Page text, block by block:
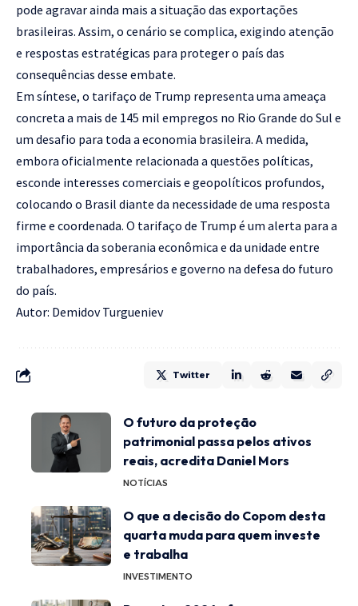
pode agravar ainda mais a situação das exportações
brasileiras. Assim, o cenário se complica, exigindo atenção
e respostas estratégicas para proteger o país das
consequências desse embate.
Em síntese, o tarifaço de Trump representa uma ameaça
concreta a mais de 145 mil empregos no Rio Grande do Sul e
um desafio para toda a economia brasileira. A medida,
embora oficialmente relacionada a questões políticas,
esconde interesses comerciais e geopolíticos profundos,
colocando o Brasil diante da necessidade de uma resposta
firme e coordenada. O tarifaço de Trump é um alerta para a
importância da soberania econômica e da unidade entre
trabalhadores, empresários e governo na defesa do futuro
do país.
Autor: Demidov Turgueniev
Twitter
O futuro da proteção
patrimonial passa pelos ativos
reais, acredita Daniel Mors
NOTÍCIAS
O que a decisão do Copom desta
quarta muda para quem investe
e trabalha
INVESTIMENTO